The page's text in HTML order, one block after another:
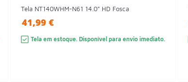
Tela NT140WHM-N61 14.0" HD Fosca
41,99 €
Tela em estoque. Disponível para envio imediato.